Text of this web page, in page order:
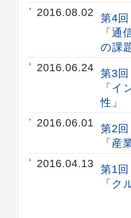
2016.08.02 第4
「
の課
2016.06.24 第3
「
性」
2016.06.01 第2
「
2016.04.13 第1
「